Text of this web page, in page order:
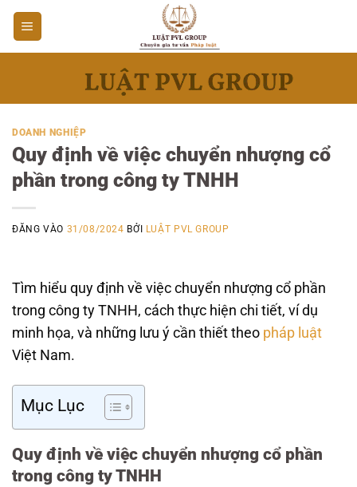
Bỏ
qua
nội
DOANH NGHIỆP
Quy định về việc chuyển nhượng cổ
phần trong công ty TNHH
ĐĂNG VÀO 31/08/2024 BỞI LUẬT PVL GROUP
Tìm hiểu quy định về việc chuyển nhượng cổ phần
trong công ty TNHH, cách thực hiện chi tiết, ví dụ
minh họa, và những lưu ý cần thiết theo pháp luật
Việt Nam.
Mục Lục
Quy định về việc chuyển nhượng cổ phần
trong công ty TNHH